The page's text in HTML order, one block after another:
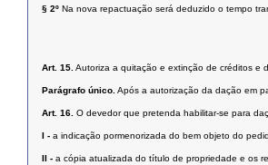
§ 2º Na nova repactuação será deduzido o tempo
Art. 15.Autoriza a quitação e extinção de créditos e
Parágrafo único.Após a autorização da dação em
Art. 16. O devedor que pretenda habilitar-se para
I - a indicação pormenorizada do bem objeto do
II - a cópia atualizada do título de propriedade e os